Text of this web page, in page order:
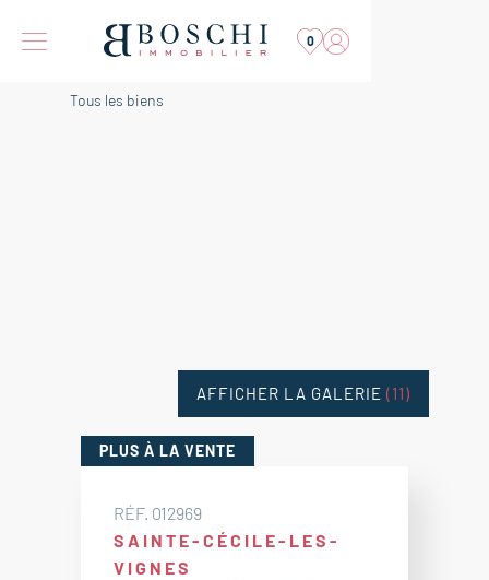
0
Tous les biens
PLUS À LA VENTE
RÉF. 012969
SAINTE-CÉCILE-LES-
VIGNES
AFFICHER LA GALERIE (11)